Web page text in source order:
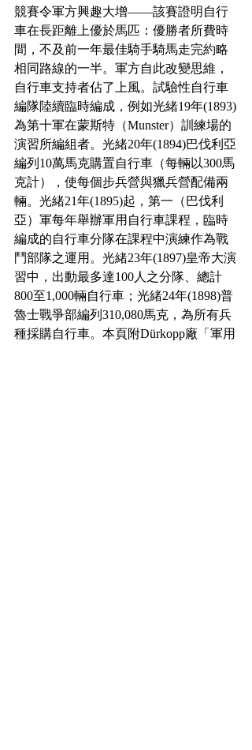
競賽令軍方興趣大增——該賽證明自行
車在長距離上優於馬匹：優勝者所費時
間，不及前一年最佳騎手騎馬走完約略
相同路線的一半。軍方自此改變思維，
自行車支持者佔了上風。試驗性自行車
編隊陸續臨時編成，例如光緒19年(1893)
為第十軍在蒙斯特（Munster）訓練場的
演習所編組者。光緒20年(1894)巴伐利亞
編列10萬馬克購置自行車（每輛以300馬
克計），使每個步兵營與獵兵營配備兩
輛。光緒21年(1895)起，第一（巴伐利
亞）軍每年舉辦軍用自行車課程，臨時
編成的自行車分隊在課程中演練作為戰
鬥部隊之運用。光緒23年(1897)皇帝大演
習中，出動最多達100人之分隊、總計
800至1,000輛自行車；光緒24年(1898)普
魯士戰爭部編列310,080馬克，為所有兵
種採購自行車。本頁附Dürkopp廠「軍用